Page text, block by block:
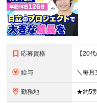
応募資格
給与
勤務地